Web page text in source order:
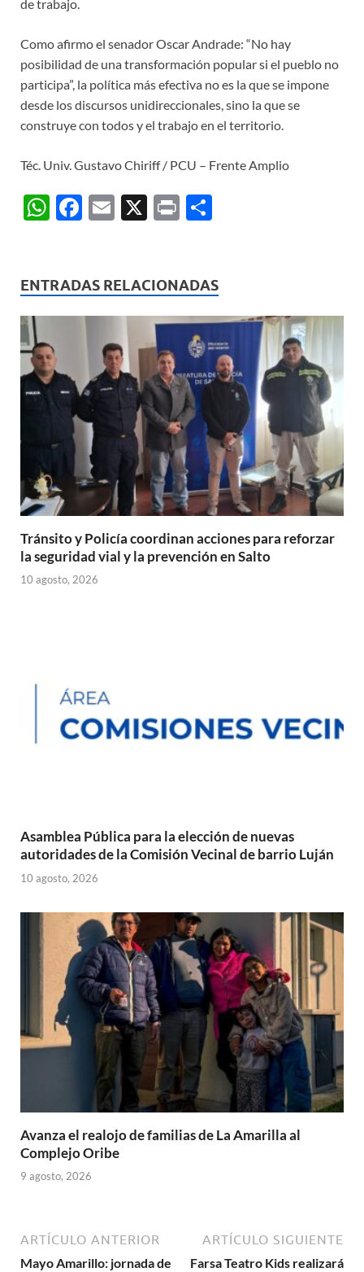
de trabajo.
Como afirmo el senador Oscar Andrade: “No hay
posibilidad de una transformación popular si el pueblo no
participa”, la política más efectiva no es la que se impone
desde los discursos unidireccionales, sino la que se
construye con todos y el trabajo en el territorio.
Téc. Univ. Gustavo Chiriff / PCU – Frente Amplio
W
s
A
p
p
F
b
o
o
k
E
X
P
p
ar
ti
r
ENTRADAS RELACIONADAS
Tránsito y Policía coordinan acciones para reforzar
la seguridad vial y la prevención en Salto
10 agosto, 2026
Asamblea Pública para la elección de nuevas
autoridades de la Comisión Vecinal de barrio Luján
10 agosto, 2026
Avanza el realojo de familias de La Amarilla al
Complejo Oribe
9 agosto, 2026
ARTÍCULO ANTERIOR
Mayo Amarillo: jornada de
ARTÍCULO SIGUIENTE
Farsa Teatro Kids realizará